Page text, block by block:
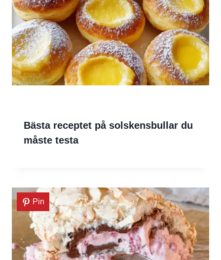
Bästa receptet på solskensbullar du
måste testa
Pin